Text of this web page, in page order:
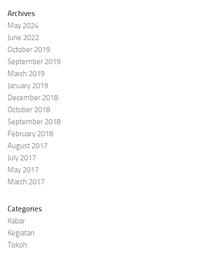
Archives
May 2024
June 2022
October 2019
September 2019
March 2019
January 2019
December 2018
October 2018
September 2018
February 2018
August 2017
July 2017
May 2017
March 2017
Categories
Kabar
Kegiatan
Tokoh